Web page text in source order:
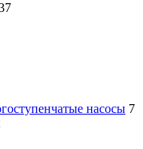
насосы 7